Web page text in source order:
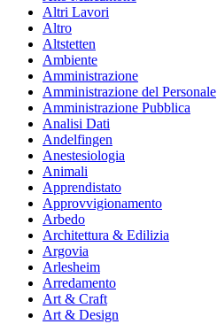
Altri Lavori
Altro
Altstetten
Ambiente
Amministrazione
Amministrazione del Personale
Amministrazione Pubblica
Analisi Dati
Andelfingen
Anestesiologia
Animali
Apprendistato
Approvvigionamento
Arbedo
Architettura & Edilizia
Argovia
Arlesheim
Arredamento
Art & Craft
Art & Design